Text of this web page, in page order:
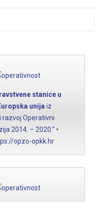
stanice u
unija iz
razvoj Operativni
2014. – 2020.“ •
opzo-opkk.hr